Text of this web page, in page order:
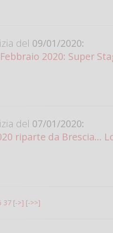
del 09/01/2020:
2020: Super
del 07/01/2020:
riparte da Brescia...
37 [->] [->>]